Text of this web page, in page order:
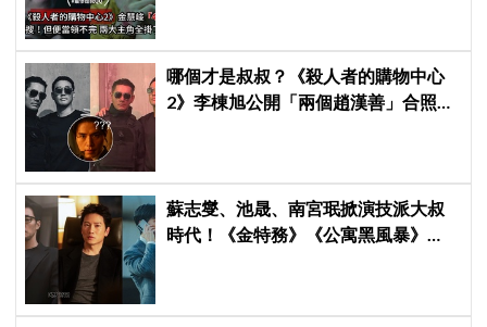
哪個才是叔叔？《殺人者的購物中心
2》李棟旭公開「兩個趙漢善」合照，
蘇志燮、池晟、南宮珉掀演技派大叔
時代！《金特務》《公寓黑風暴》